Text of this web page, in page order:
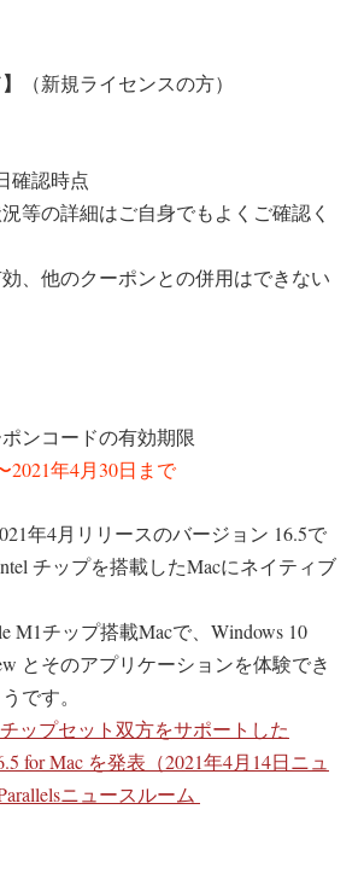
（新規ライセンスの方）
確認時点
等の詳細はご自身でもよくご確認く
、他のクーポンとの併用はできない
ンコードの有効期限
2021年4月30日まで
年4月リリースのバージョン 16.5で
チップを搭載したMacにネイティブ
M1チップ搭載Macで、Windows 10
とそのアプリケーションを体験でき
です。
ップセット双方をサポートした
for Mac を発表（2021年4月14日ニュ
ニュースルーム